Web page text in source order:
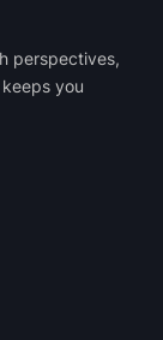
perspectives,
you